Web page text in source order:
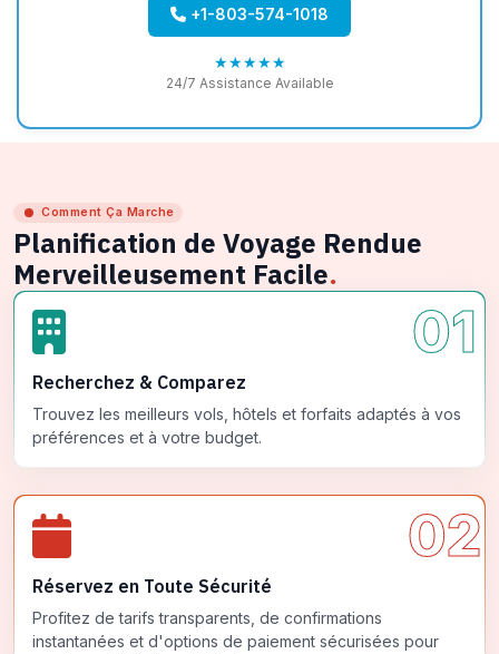
+1-803-574-1018
★★★★★
24/7 Assistance Available
Comment Ça Marche
Planification de Voyage Rendue
Merveilleusement Facile.
01
Recherchez & Comparez
Trouvez les meilleurs vols, hôtels et forfaits adaptés à vos
préférences et à votre budget.
02
Réservez en Toute Sécurité
Profitez de tarifs transparents, de confirmations
instantanées et d'options de paiement sécurisées pour